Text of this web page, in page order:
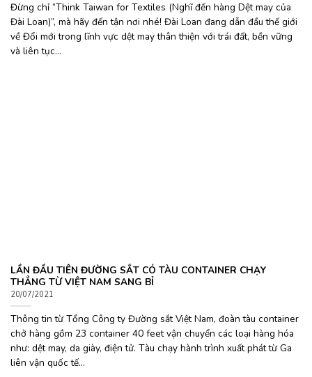
Đừng chỉ “Think Taiwan for Textiles (Nghĩ đến hàng Dệt may của
Đài Loan)”, mà hãy đến tận nơi nhé! Đài Loan đang dẫn đầu thế giới
về Đổi mới trong lĩnh vực dệt may thân thiện với trái đất, bền vững
và liên tục...
LẦN ĐẦU TIÊN ĐƯỜNG SẮT CÓ TÀU CONTAINER CHẠY
THẲNG TỪ VIỆT NAM SANG BỈ
20/07/2021
Thông tin từ Tổng Công ty Đường sắt Việt Nam, đoàn tàu container
chở hàng gồm 23 container 40 feet vận chuyển các loại hàng hóa
như: dệt may, da giày, điện tử. Tàu chạy hành trình xuất phát từ Ga
liên vận quốc tế...